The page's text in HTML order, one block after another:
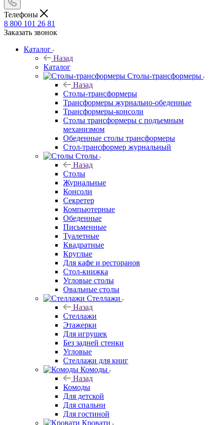
Телефоны
8 800 101 26 81
Заказать звонок
Каталог
Назад
Каталог
Столы-трансформеры
Назад
Столы-трансформеры
Трансформеры журнально-обеденные
Трансформеры-консоли
Столы трансформеры с подъемным
механизмом
Обеденные столы трансформеры
Стол-трансформер журнальный
Столы
Назад
Столы
Журнальные
Консоли
Секретер
Компьютерные
Обеденные
Письменные
Туалетные
Квадратные
Круглые
Для кафе и ресторанов
Стол-книжка
Угловые столы
Овальные столы
Стеллажи
Назад
Стеллажи
Этажерки
Для игрушек
Без задней стенки
Угловые
Стеллажи для книг
Комоды
Назад
Комоды
Для детской
Для спальни
Для гостиной
Кровати